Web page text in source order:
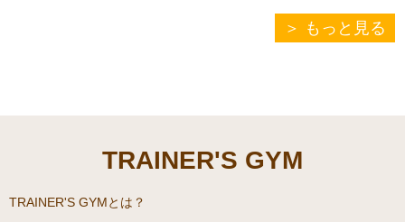
が大きくならない、、」
ってしまう、、」
今回はGVT（ジャーマン・ボ
リューム・トレーニング）と
ーム重視のトレーニング法」
もっと見る
TRAINER'S GYM
TRAINER'S GYMとは？